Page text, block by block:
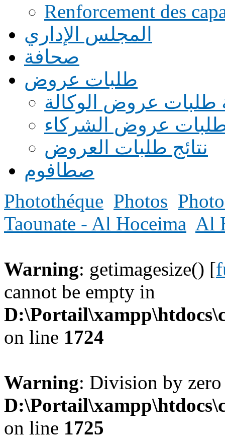
Renforcement des
المجلس الإداري
صحافة
طلبات عروض
طلبات عروض الوكالة
طلبات عروض الشركاء
نتائج طلبات العروض
صطافوم
Photothéque Photos
Taounate - Al Hoceima Al
Warning: getimagesize() [
cannot be empty in
on line 1724
Warning: Division by
on line 1725